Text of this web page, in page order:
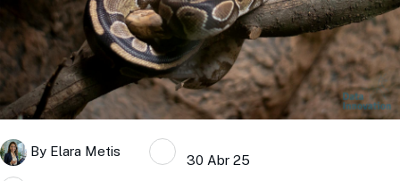
By Elara Metis
30 Abr 25